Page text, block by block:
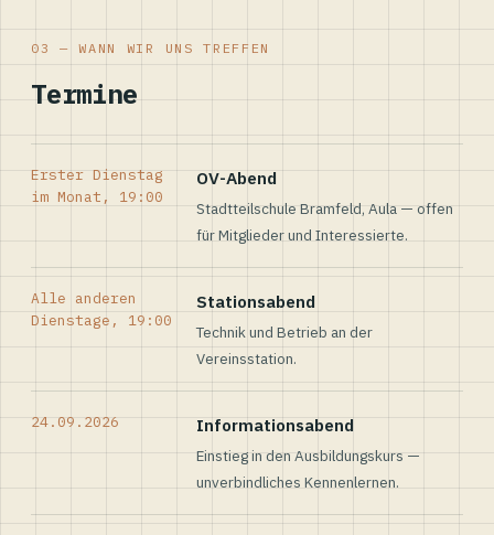
03 — WANN WIR UNS TREFFEN
Termine
Erster Dienstag
im Monat, 19:00
OV-Abend
Stadtteilschule Bramfeld, Aula — offen
für Mitglieder und Interessierte.
Alle anderen
Dienstage, 19:00
Stationsabend
Technik und Betrieb an der
Vereinsstation.
24.09.2026 Informationsabend
Einstieg in den Ausbildungskurs —
unverbindliches Kennenlernen.